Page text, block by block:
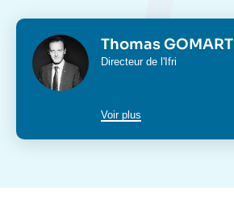
Photo Thomas GOMART
Intitulé
Directeur de l'Ifri
Voir plus